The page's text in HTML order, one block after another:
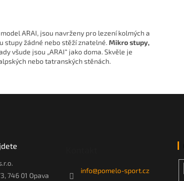
ARAI, jsou navrženy pro lezení kolmých a
stupy žádné nebo stěží znatelné. Mikro stupy,
všude jsou „ARAI“ jako doma. Skvěle je
nebo tatranských stěnách.
746 01 Opava
info@pomelo-sport.cz